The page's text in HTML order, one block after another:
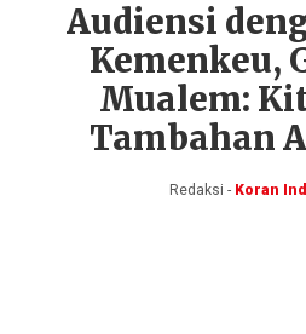
Audiensi
Kemenkeu,
Mualem:
Tambahan
Redaksi -Koran